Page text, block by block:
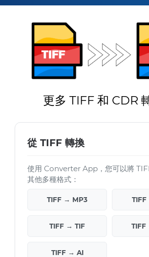
更多 TIFF 和 CDR
從 TIFF 轉換
使用 Converter App，您可以將
其他多種格式：
TIFF → MP3
TIFF → TIF TIFF
TIFF → AI